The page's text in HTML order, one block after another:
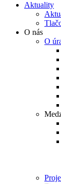
Aktuality
O nás
O